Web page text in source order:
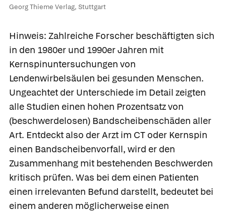
Georg Thieme Verlag, Stuttgart
Hinweis: Zahlreiche Forscher beschäftigten sich
in den 1980er und 1990er Jahren mit
Kernspinuntersuchungen von
Lendenwirbelsäulen bei gesunden Menschen.
Ungeachtet der Unterschiede im Detail zeigten
alle Studien einen hohen Prozentsatz von
(beschwerdelosen) Bandscheibenschäden aller
Art. Entdeckt also der Arzt im CT oder Kernspin
einen Bandscheibenvorfall, wird er den
Zusammenhang mit bestehenden Beschwerden
kritisch prüfen. Was bei dem einen Patienten
einen irrelevanten Befund darstellt, bedeutet bei
einem anderen möglicherweise einen